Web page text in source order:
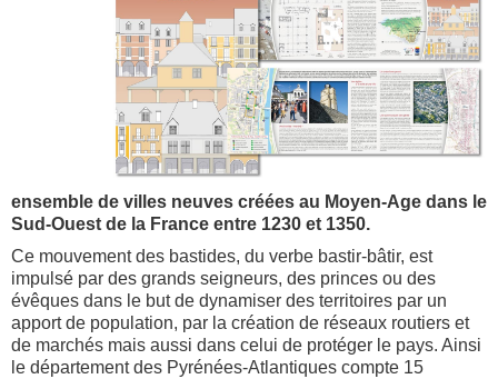
ensemble de villes neuves créées au Moyen-Age dans le
Sud-Ouest de la France entre 1230 et 1350.
Ce mouvement des bastides, du verbe bastir-bâtir, est
impulsé par des grands seigneurs, des princes ou des
évêques dans le but de dynamiser des territoires par un
apport de population, par la création de réseaux routiers et
de marchés mais aussi dans celui de protéger le pays. Ainsi
le département des Pyrénées-Atlantiques compte 15